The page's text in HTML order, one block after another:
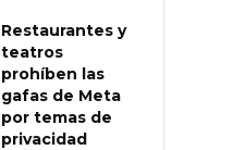
Restaurantes y
teatros
prohíben las
gafas de Meta
por temas de
privacidad